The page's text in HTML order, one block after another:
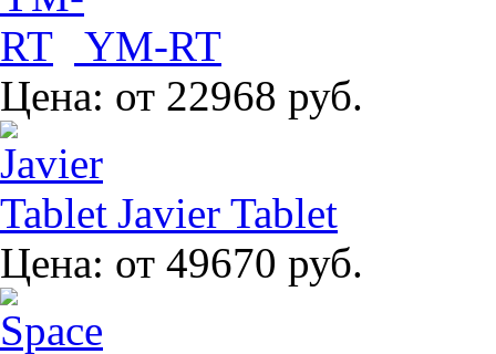
YM-RT
Цена: от 22968 руб.
Javier Tablet
Цена: от 49670 руб.